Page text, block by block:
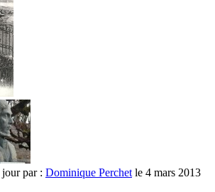
jour par : Dominique Perchet le 4 mars 2013